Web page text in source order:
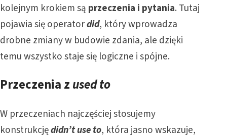
kolejnym krokiem są przeczenia i pytania. Tutaj
pojawia się operatordid, który wprowadza
drobne zmiany w budowie zdania, ale dzięki
temu wszystko staje się logiczne i spójne.
Przeczenia z used to
W przeczeniach najczęściej stosujemy
konstrukcjędidn’t use to, która jasno wskazuje,